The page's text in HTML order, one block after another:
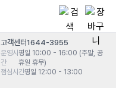
고객센터1644-3955
운영시
간
평일 10:00 - 16:00 (주말, 공
휴일 휴무)
점심시간평일 12:00 - 13:00